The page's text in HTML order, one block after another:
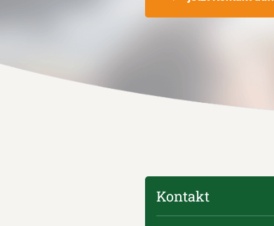
Kontakt